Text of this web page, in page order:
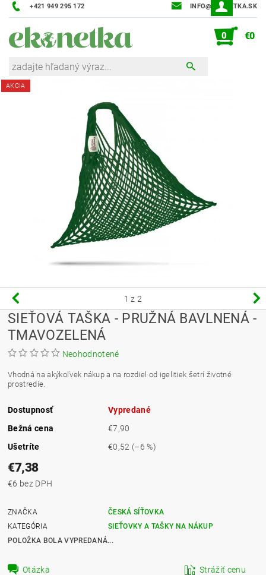
+421 949 295 172 INFO@EKONETKA.SK
0 €0
AKCIA
1 z 2
SIEŤOVÁ TAŠKA - PRUŽNÁ BAVLNENÁ -
TMAVOZELENÁ
Neohodnotené
Vhodná na akýkoľvek nákup a na rozdiel od igelitiek šetrí životné
prostredie.
Dostupnosť
Vypredané
Bežná cena
€7,90
Ušetríte
€0,52 (–6 %)
€7,38
€6 bez DPH
ZNAČKA
ČESKÁ SÍŤOVKA
KATEGÓRIA
SIEŤOVKY A TAŠKY NA NÁKUP
POLOŽKA BOLA VYPREDANÁ...
Otázka Strážiť cenu